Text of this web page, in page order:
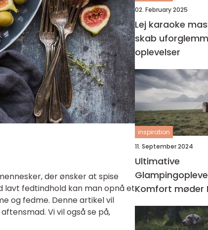
der ønsker at spise
lavt fedtindhold kan man opnå et
og fedme. Denne artikel vil
Vi vil også se på,
02. February 2025
Lej karaoke
skab
oplevelser
inspiration
11. September 2024
Ultimative
Komfort møder